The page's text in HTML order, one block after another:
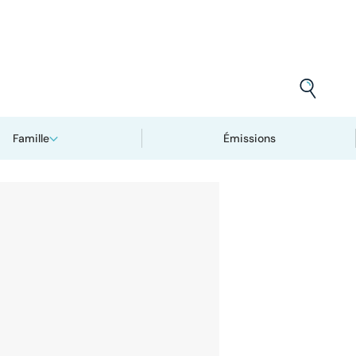
Famille Émissions